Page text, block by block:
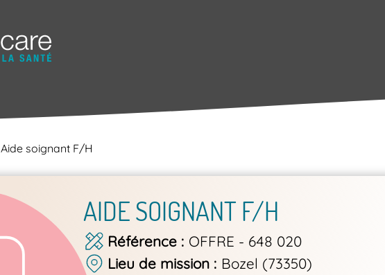
Aide soignant F/H
AIDE SOIGNANT F/H
Référence
OFFRE - 648 020
Lieu de mission
Bozel (73350)